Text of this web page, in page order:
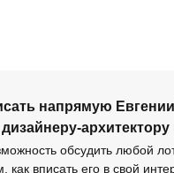
обсудить любой
как вписать его в свой
напрямую